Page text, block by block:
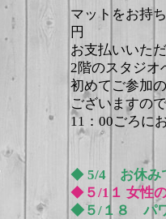
マットをお持
円
お支払いいた
2階のスタジオ
初めてご参加
ございますので
11：00ごろに
◆ 5/4 お休み
◆ ５/1１ 女性
◆５/１８ パ